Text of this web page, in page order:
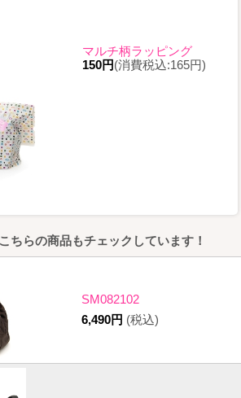
マルチ柄ラッピング
150円(消費税込:165円)
ちらの商品もチェックしています！
SM082102
6,490円 (税込)